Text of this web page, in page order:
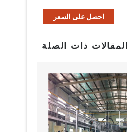
احصل على السعر
ذات الصلة